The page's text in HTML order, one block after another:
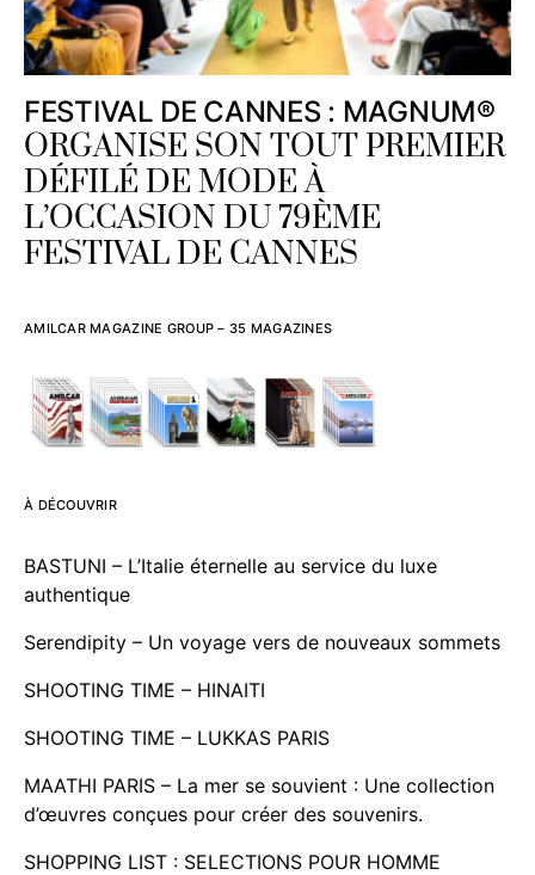
FESTIVAL DE CANNES : MAGNUM®
ORGANISE SON TOUT PREMIER
DÉFILÉ DE MODE À
L’OCCASION DU 79ÈME
FESTIVAL DE CANNES
AMILCAR MAGAZINE GROUP – 35 MAGAZINES
À DÉCOUVRIR
BASTUNI – L’Italie éternelle au service du luxe
authentique
Serendipity – Un voyage vers de nouveaux sommets
SHOOTING TIME – HINAITI
SHOOTING TIME – LUKKAS PARIS
MAATHI PARIS – La mer se souvient : Une collection
d’œuvres conçues pour créer des souvenirs.
SHOPPING LIST : SELECTIONS POUR HOMME